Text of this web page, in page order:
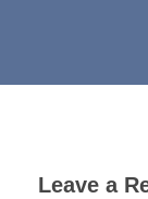
Leave a